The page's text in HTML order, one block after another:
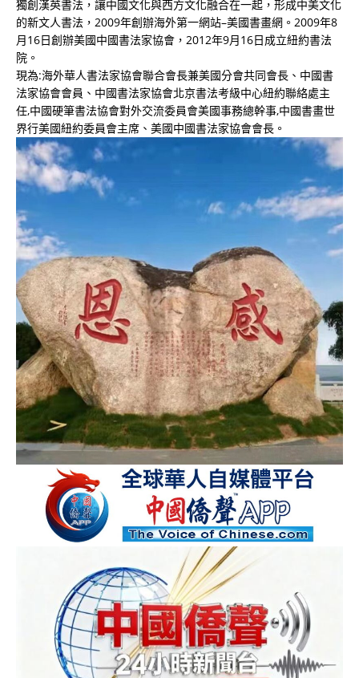
獨創漢英書法，讓中國文化與西方文化融合在一起，形成中美文化
的新文人書法，2009年創辦海外第一網站–美國書畫網。2009年8
月16日創辦美國中國書法家協會，2012年9月16日成立紐約書法
院。
現為:海外華人書法家協會聯合會長兼美國分會共同會長、中國書
法家協會會員、中國書法家協會北京書法考級中心紐約聯絡處主
任,中國硬筆書法協會對外交流委員會美國事務總幹事,中國書畫世
界行美國紐約委員會主席、美國中國書法家協會會長。